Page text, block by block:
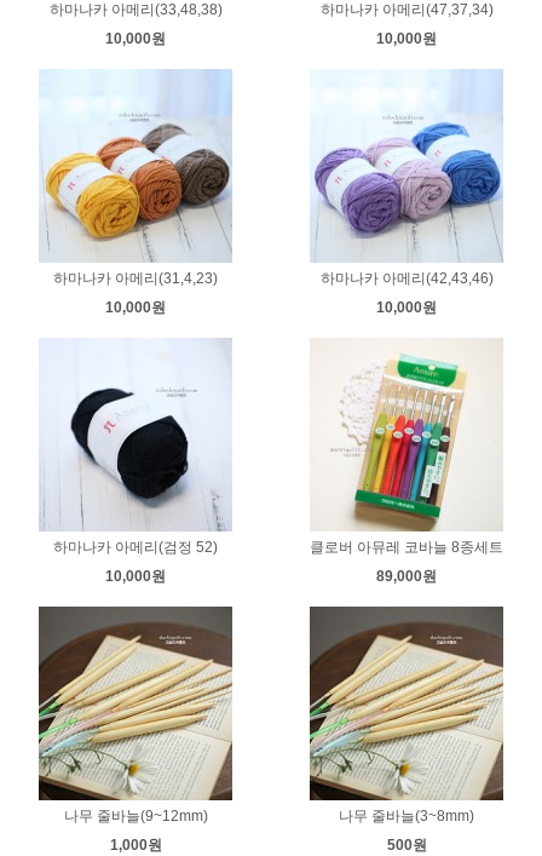
하마나카 아메리(33,48,38)
10,000원
하마나카 아메리(47,37,34)
10,000원
하마나카 아메리(31,4,23)
10,000원
하마나카 아메리(42,43,46)
10,000원
하마나카 아메리(검정 52)
10,000원
클로버 아뮤레 코바늘 8종세트
89,000원
나무 줄바늘(9~12mm)
1,000원
나무 줄바늘(3~8mm)
500원